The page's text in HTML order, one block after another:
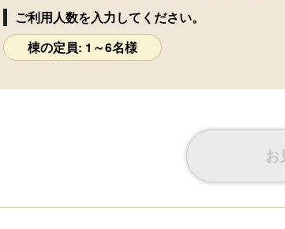
ご利用人数を入力してください。
棟の定員: 1～6名様
お